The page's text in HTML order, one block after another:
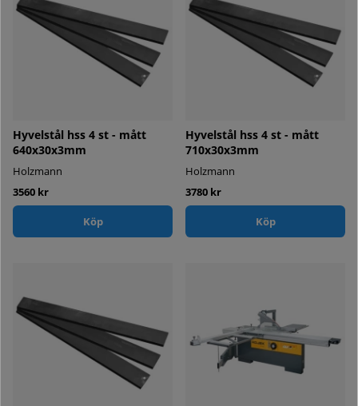
Hyvelstål hss 4 st - mått
640x30x3mm
Holzmann
3560 kr
Köp
Hyvelstål hss 4 st - mått
710x30x3mm
Holzmann
3780 kr
Köp